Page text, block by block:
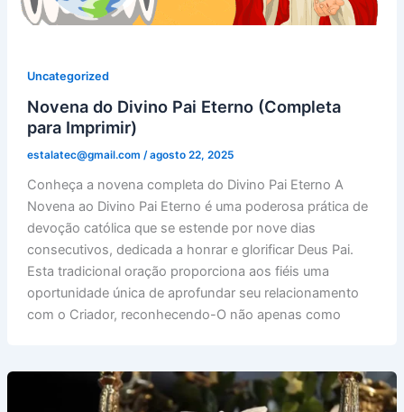
Uncategorized
Novena do Divino Pai Eterno (Completa
para Imprimir)
estalatec@gmail.com /agosto 22, 2025
Conheça a novena completa do Divino Pai Eterno A
Novena ao Divino Pai Eterno é uma poderosa prática de
devoção católica que se estende por nove dias
consecutivos, dedicada a honrar e glorificar Deus Pai.
Esta tradicional oração proporciona aos fiéis uma
oportunidade única de aprofundar seu relacionamento
com o Criador, reconhecendo-O não apenas como